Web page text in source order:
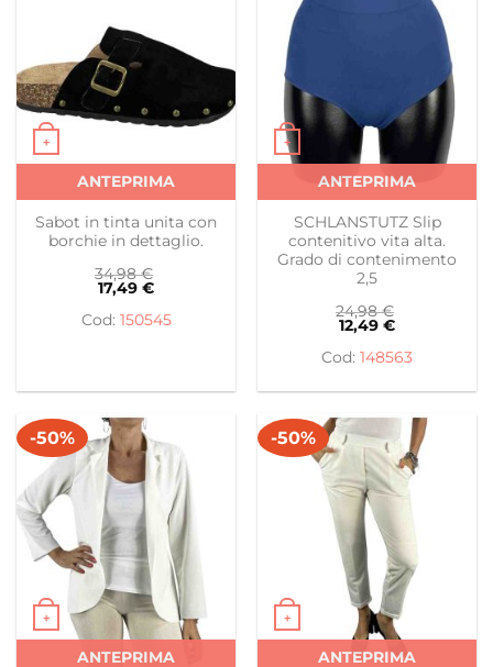
+
Questo prodotto ha più varianti. Le opzioni possono
ANTEPRIMA
Sabot in tinta unita con
borchie in dettaglio.
34,98€
17,49 €
150545
+
Questo prodotto ha più
ANTEPRIMA
SCHLANSTUTZ Slip
contenitivo vita alta.
Grado di contenimento
2,5
24,98€
12,49 €
148563
-50%
+
Questo prodotto ha più varianti. Le opzioni possono
ANTEPRIMA
-50%
+
Questo prodotto ha più
ANTEPRIMA